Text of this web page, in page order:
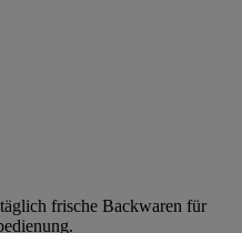
frische Backwaren für